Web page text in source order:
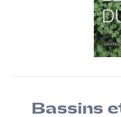
Bassins